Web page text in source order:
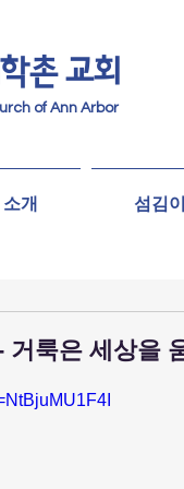
학촌 교회
of Ann Arbor
개 섬김
거룩은 세상을